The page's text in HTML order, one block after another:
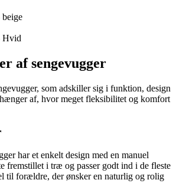
Hvid
af sengevugger
som adskiller sig i funktion, design
af, hvor meget fleksibilitet og komfort
har et enkelt design med en manuel
fremstillet i træ og passer godt ind i de fleste
til forældre, der ønsker en naturlig og rolig